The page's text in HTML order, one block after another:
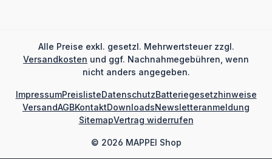
Alle Preise exkl. gesetzl. Mehrwertsteuer zzgl.
Versandkosten und ggf. Nachnahmegebühren, wenn
nicht anders angegeben.
© 2026 MAPPEI Shop
ImpressumPreislisteDatenschutzBatteriegesetzhinweise
VersandAGBKontaktDownloadsNewsletteranmeldung
SitemapVertrag widerrufen